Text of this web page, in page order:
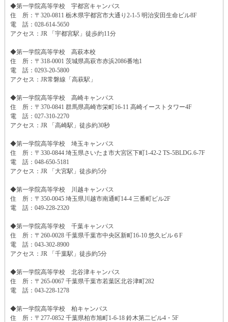
◆第一学院高等学校 宇都宮キャンパス
住 所：〒320-0811 栃木県宇都宮市大通り2-1-5 明治安田生命ビル8F
電 話：028-614-5650
アクセス：JR 「宇都宮駅」徒歩約11分
◆第一学院高等学校 高萩本校
住 所：〒318-0001 茨城県高萩市赤浜2086番地1
電 話：0293-20-5800
アクセス：JR常磐線「高萩駅」
◆第一学院高等学校 高崎キャンパス
住 所：〒370-0841 群馬県高崎市栄町16-11 高崎イーストタワー4F
電 話：027-310-2270
アクセス：JR 「高崎駅」徒歩約30秒
◆第一学院高等学校 埼玉キャンパス
住 所：〒330-0844 埼玉県さいたま市大宮区下町1-42-2 TS-5BLDG.6-7F
電 話：048-650-5181
アクセス：JR 「大宮駅」徒歩約5分
◆第一学院高等学校 川越キャンパス
住 所：〒350-0045 埼玉県川越市南通町14-4 三番町ビル2F
電 話：049-228-2320
◆第一学院高等学校 千葉キャンパス
住 所：〒260-0028 千葉県千葉市中央区新町16-10 悠久ビル６F
電 話：043-302-8900
アクセス：JR 「千葉駅」徒歩約5分
◆第一学院高等学校 北谷津キャンパス
住 所：〒265-0067 千葉県千葉市若葉区北谷津町282
電 話：043-228-1278
◆第一学院高等学校 柏キャンパス
住 所：〒277-0852 千葉県柏市旭町1-6-18 鈴木第二ビル4・5F